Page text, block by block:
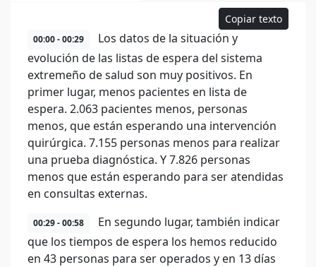
Copiar texto
00:00 - 00:29
Los datos de la situación y
evolución de las listas de espera del sistema
extremeño de salud son muy positivos. En
primer lugar, menos pacientes en lista de
espera. 2.063 pacientes menos, personas
menos, que están esperando una intervención
quirúrgica. 7.155 personas menos para realizar
una prueba diagnóstica. Y 7.826 personas
menos que están esperando para ser atendidas
en consultas externas.
00:29 - 00:58
En segundo lugar, también indicar
que los tiempos de espera los hemos reducido
en 43 personas para ser operados y en 13 días